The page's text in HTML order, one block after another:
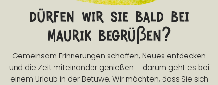
dürfen wir sie bald bei
maurik begrüßen?
Gemeinsam Erinnerungen schaffen, Neues entdecken
und die Zeit miteinander genießen – darum geht es bei
einem Urlaub in der Betuwe. Wir möchten, dass Sie sich